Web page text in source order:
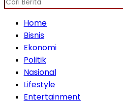
Home
Bisnis
Ekonomi
Politik
Nasional
Lifestyle
Entertainment